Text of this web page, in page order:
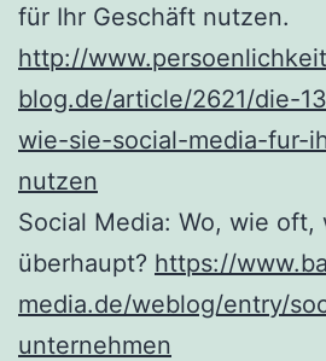
für Ihr Geschäft nutzen.
http://
blog.de/article/2621/die-
wie-sie-social-media-fur-
nutzen
Social Media: Wo, wie oft,
überhaupt? https://
media.de/weblog/entry/
unternehmen